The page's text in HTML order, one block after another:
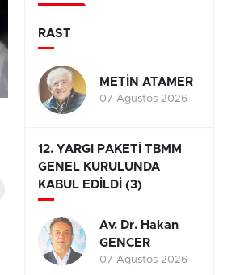
RAST
METİN ATAMER
07 Ağustos 2026
12. YARGI PAKETİ TBMM
GENEL KURULUNDA
KABUL EDİLDİ (3)
Av. Dr. Hakan
GENCER
07 Ağustos 2026